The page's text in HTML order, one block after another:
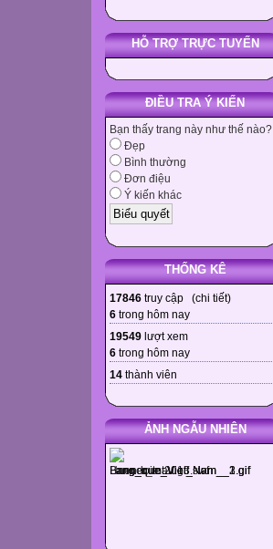
HỖ TRỢ TRỰC TUYẾN
ĐIỀU TRA Ý KIẾN
Bạn thấy trang này như thế nào?
Đẹp
Bình thường
Đơn điệu
Ý kiến khác
THỐNG KÊ
17846 truy cập (chi tiết)
6 trong hôm nay
19549 lượt xem
6 trong hôm nay
14 thành viên
ẢNH NGẪU NHIÊN